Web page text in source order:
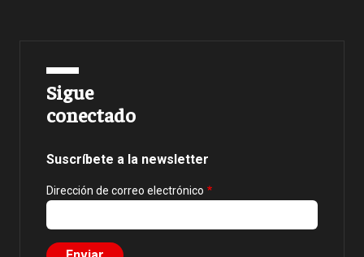
Sigue
conectado
Suscríbete a la newsletter
Dirección de correo electrónico